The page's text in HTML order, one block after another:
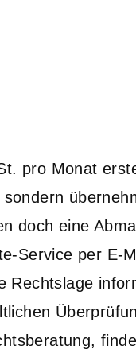
pro Monat
doch eine
Service per E-
Rechtslage